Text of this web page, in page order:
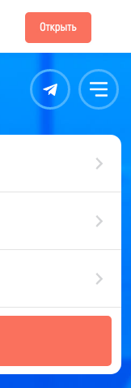
Контакты Меню